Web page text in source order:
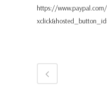
https://